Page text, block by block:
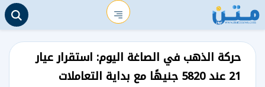
حركة الذهب في الصاغة اليوم: استقرار عيار
21 عند 5820 جنيهًا مع بداية التعاملات